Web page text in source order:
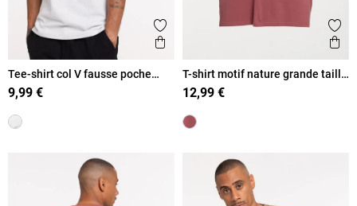
Ajouter aux favoris
Aperçu rapide
Tee-shirt col V fausse poche
homme
9,99 €
T-shirt motif nature grande taille
homme
12,99 €